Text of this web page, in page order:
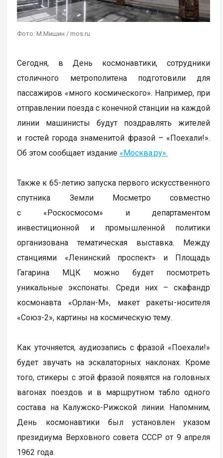
Фото: М.Мишин / mos.ru
Сегодня, в День космонавтики, сотрудники
столичного метрополитена подготовили для
пассажиров «много космического». Например, при
отправлении поезда с конечной станции на каждой
линии машинисты будут поздравлять жителей
и гостей города знаменитой фразой – «Поехали!».
Об этом сообщает издание «Москва.ру».
Также к 65-летию запуска первого искусственного
спутника Земли Мосметро совместно
с «Роскосмосом» и департаментом
инвестиционной и промышленной политики
организована тематическая выставка. Между
станциями «Ленинский проспект» и Площадь
Гагарина МЦК можно будет посмотреть
уникальные экспонаты. Среди них – скафандр
космонавта «Орлан-М», макет ракеты-носителя
«Союз-2», картины на космическую тему.
Как уточняется, аудиозапись с фразой «Поехали!»
будет звучать на эскалаторных наклонах. Кроме
того, стикеры с этой фразой появятся на головных
вагонах поездов и в маршрутном табло одного
состава на Калужско-Рижской линии. Напомним,
День космонавтики был установлен указом
президиума Верховного совета СССР от 9 апреля
1962 года.